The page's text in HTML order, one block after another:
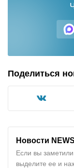
Поделиться
Новости
Если вы заметили
выделите ее и